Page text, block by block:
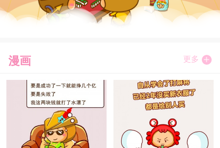
更多
漫画